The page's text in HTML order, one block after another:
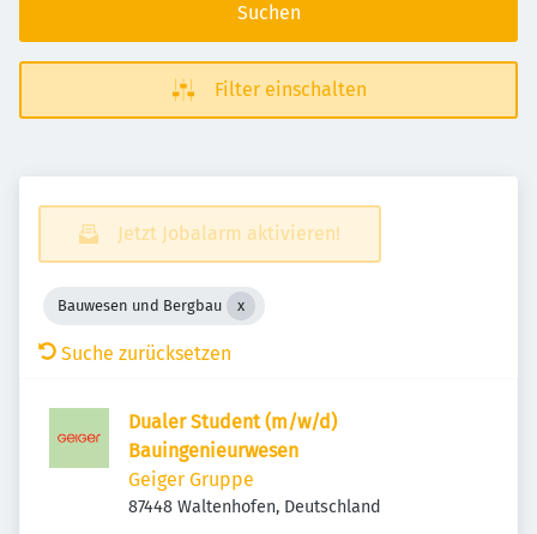
Suchen
Filter einschalten
Jetzt Jobalarm aktivieren!
Bauwesen und Bergbau
Suche zurücksetzen
Dualer Student (m/w/d)
Bauingenieurwesen
Geiger Gruppe
87448 Waltenhofen, Deutschland